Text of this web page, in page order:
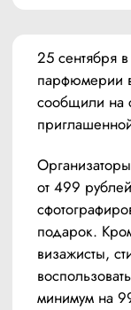
25 сентября
парфюмерии
сообщили на
от 499
подарок.
визажисты,
минимум на